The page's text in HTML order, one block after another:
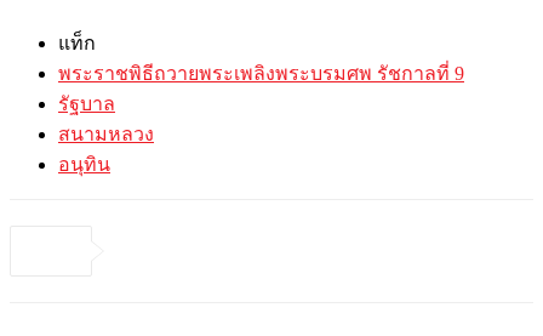
แท็ก
พระราชพิธีถวายพระเพลิงพระบรมศพ รัชกาลที่ 9
รัฐบาล
สนามหลวง
อนุทิน